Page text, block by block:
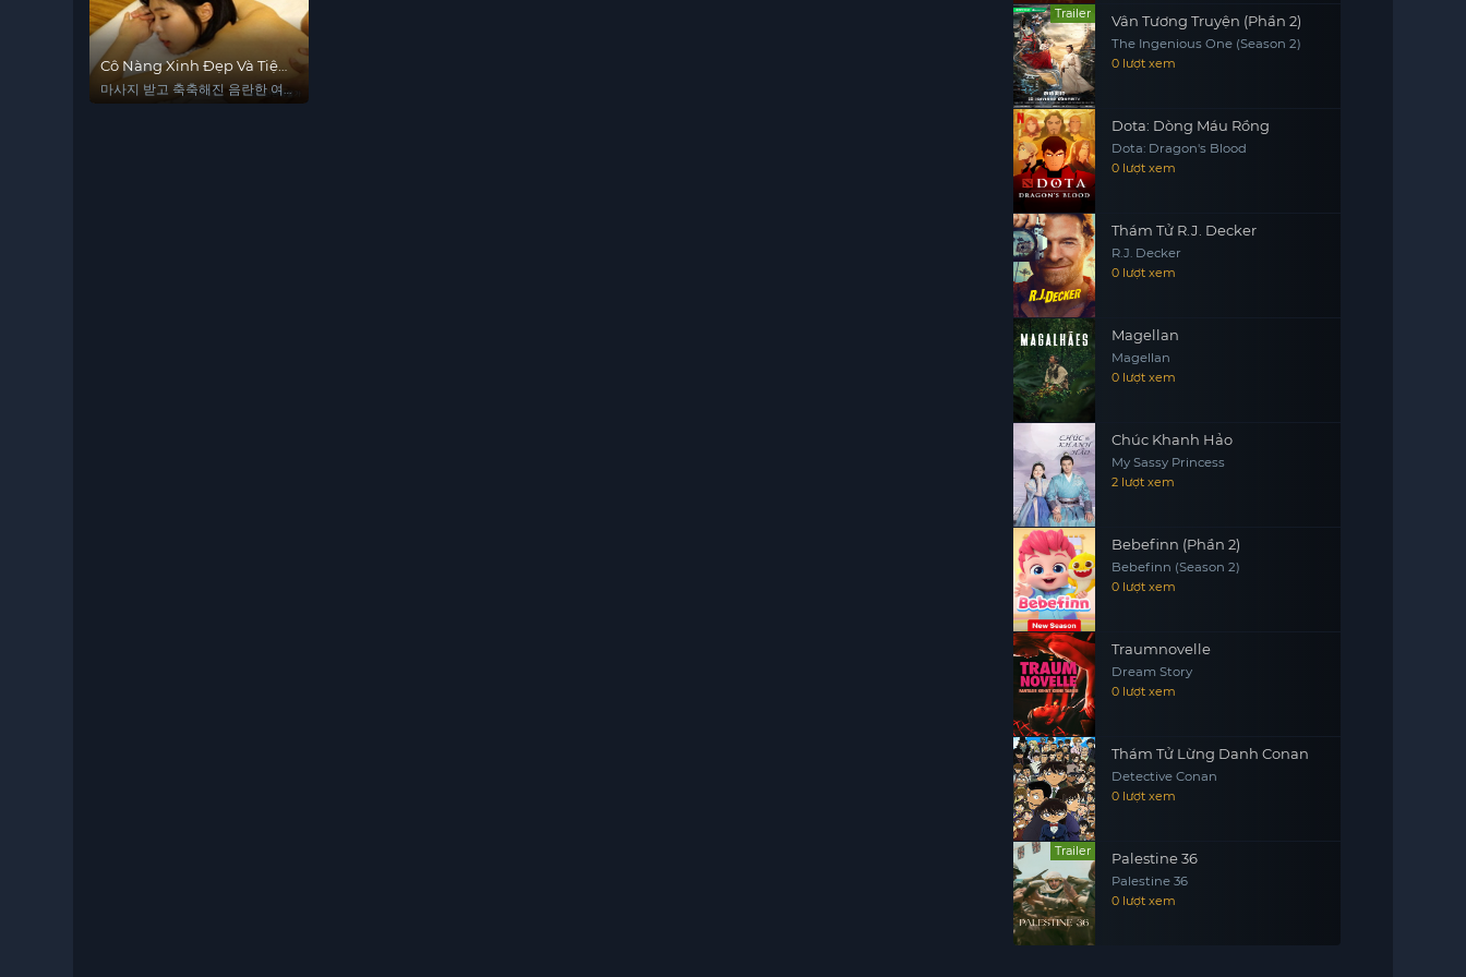
Cô Nàng Xinh Đẹp Và Tiệm
Mát Xa Toàn Thân
마사지 받고 축축해진 음란한 여
Trailer Vân Tương Truyện (Phần 2)
The Ingenious One (Season 2)
0 lượt xem
Dota: Dòng Máu Rồng
Dota: Dragon's Blood
0 lượt xem
Thám Tử R.J. Decker
R.J. Decker
0 lượt xem
Magellan
Magellan
0 lượt xem
Chúc Khanh Hảo
My Sassy Princess
2 lượt xem
Bebefinn (Phần 2)
Bebefinn (Season 2)
0 lượt xem
Traumnovelle
Dream Story
0 lượt xem
Thám Tử Lừng Danh Conan
Detective Conan
0 lượt xem
Trailer Palestine 36
Palestine 36
0 lượt xem